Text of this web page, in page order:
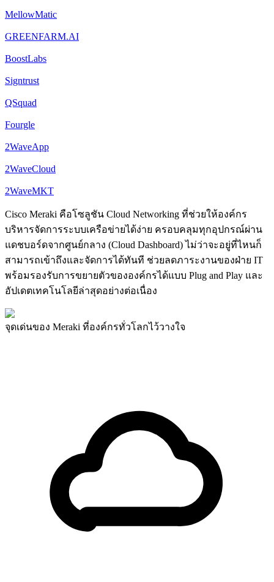
MellowMatic
GREENFARM.AI
BoostLabs
Signtrust
QSquad
Fourgle
2WaveApp
2WaveCloud
2WaveMKT
Cisco Meraki คือโซลูชัน Cloud Networking ที่ช่วยให้องค์กร
บริหารจัดการระบบเครือข่ายได้ง่าย ครอบคลุมทุกอุปกรณ์ผ่าน
แดชบอร์ดจากศูนย์กลาง (Cloud Dashboard) ไม่ว่าจะอยู่ที่ไหนก็
สามารถเข้าถึงและจัดการได้ทันที ช่วยลดภาระงานของฝ่าย IT
พร้อมรองรับการขยายตัวขององค์กรได้แบบ Plug and Play และ
อัปเดตเทคโนโลยีล่าสุดอย่างต่อเนื่อง
จุดเด่นของ Meraki ที่องค์กรทั่วโลกไว้วางใจ